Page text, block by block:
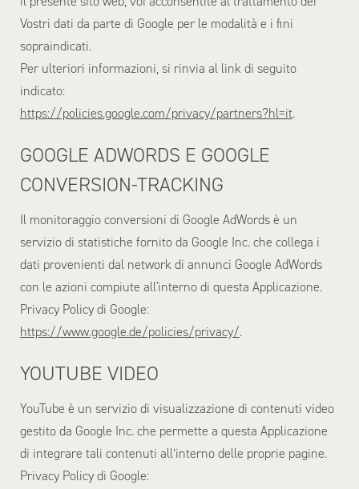
Vostri dati da parte di Google per le modalità e i fini
sopraindicati.
Per ulteriori informazioni, si rinvia al link di seguito
indicato:
https://policies.google.com/privacy/partners?hl=it.
GOOGLE ADWORDS E GOOGLE
CONVERSION-TRACKING
Il monitoraggio conversioni di Google AdWords è un
servizio di statistiche fornito da Google Inc. che collega i
dati provenienti dal network di annunci Google AdWords
con le azioni compiute all'interno di questa Applicazione.
Privacy Policy di Google:
https://www.google.de/policies/privacy/.
YOUTUBE VIDEO
YouTube è un servizio di visualizzazione di contenuti video
gestito da Google Inc. che permette a questa Applicazione
di integrare tali contenuti all’interno delle proprie pagine.
Privacy Policy di Google: